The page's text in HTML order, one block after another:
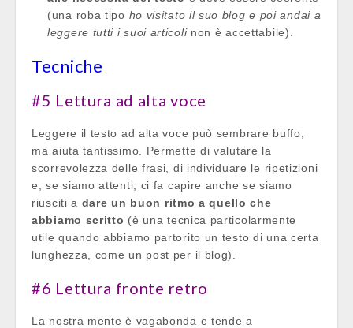
(una roba tipo ho visitato il suo blog e poi andai a
leggere tutti i suoi articolinon è accettabile).
Tecniche
#5 Lettura ad alta voce
Leggere il testo ad alta voce può sembrare buffo,
ma aiuta tantissimo. Permette di valutare la
scorrevolezza delle frasi, di individuare le ripetizioni
e, se siamo attenti, ci fa capire anche se siamo
riusciti a dare un buon ritmo a quello che
abbiamo scritto (è una tecnica particolarmente
utile quando abbiamo partorito un testo di una certa
lunghezza, come un post per il blog).
#6 Lettura fronte retro
La nostra mente è vagabonda e tende a